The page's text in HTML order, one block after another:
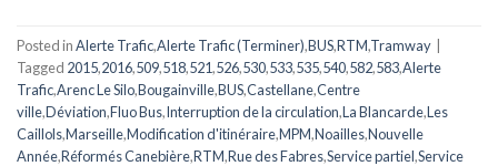
Posted inAlerte Trafic,Alerte Trafic (Terminer),BUS,RTM,Tramway
Tagged 2015,2016,509,518,521,526,530,533,535,540,582,583,Alerte
Trafic,Arenc Le Silo,Bougainville,BUS,Castellane,Centre
ville,Déviation,Fluo Bus,Interruption de la circulation,La Blancarde,Les
Caillols,Marseille,Modification d'itinéraire,MPM,Noailles,Nouvelle
Année,Réformés Canebière,RTM,Rue des Fabres,Service partiel,Service